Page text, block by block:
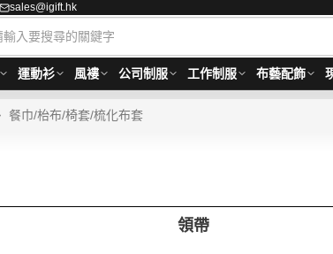
sales@igift.hk
運動衫 風褸 公司制服 工作制服 布藝配飾
餐巾/枱布/椅套/梳化布套
領帶